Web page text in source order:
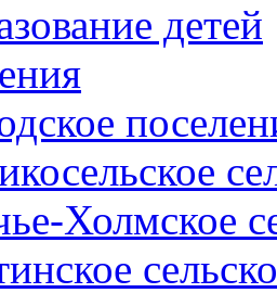
детей
Холмское